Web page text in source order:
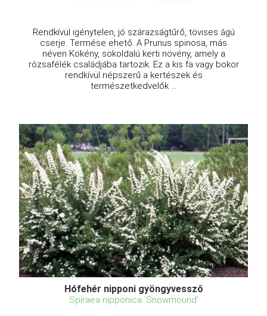
Rendkívül igénytelen, jó szárazságtűrő, tövises ágú
cserje. Termése ehető. A Prunus spinosa, más
néven Kökény, sokoldalú kerti növény, amely a
rózsafélék családjába tartozik. Ez a kis fa vagy bokor
rendkívül népszerű a kertészek és
természetkedvelők ...
Hófehér nipponi gyöngyvessző
Spiraea nipponica 'Snowmound'